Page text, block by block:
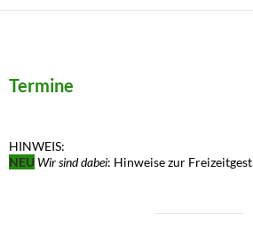
Termine
HINWEIS:
NEU Wir sind dabei: Hinweise zur